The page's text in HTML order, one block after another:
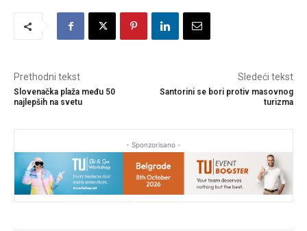
Prethodni tekst
Slovenačka plaža među 50
najlepših na svetu
Sledeći tekst
Santorini se bori protiv masovnog
turizma
- Sponzorisano -